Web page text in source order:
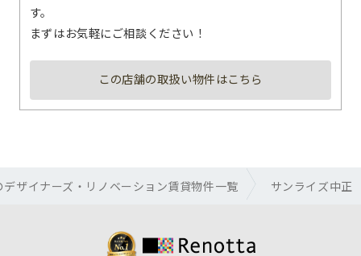
す。
まずはお気軽にご相談ください！
この店舗の取扱い物件はこちら
デザイナーズ・リノベーション賃貸物件一覧 サンライズ中正